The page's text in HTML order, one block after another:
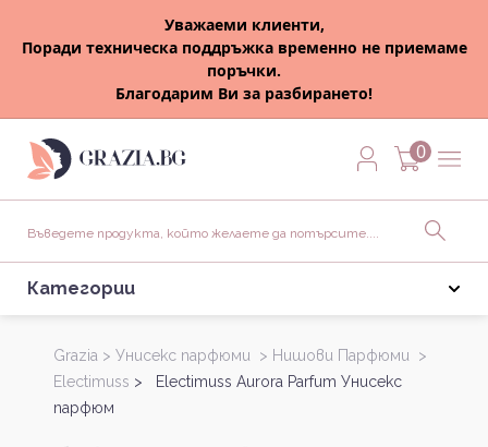
Уважаеми клиенти,
Поради техническа поддръжка временно не приемаме
поръчки.
Благодарим Ви за разбирането!
0
Категории
Grazia > Унисекс парфюми > Нишови Парфюми >
Electimuss > Electimuss Aurora Parfum Унисекс
парфюм